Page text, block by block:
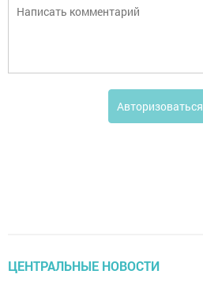
Авторизоваться
ЦЕНТРАЛЬНЫЕ НОВОСТИ